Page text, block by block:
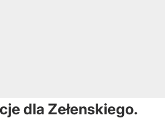
dla Zełenskiego.